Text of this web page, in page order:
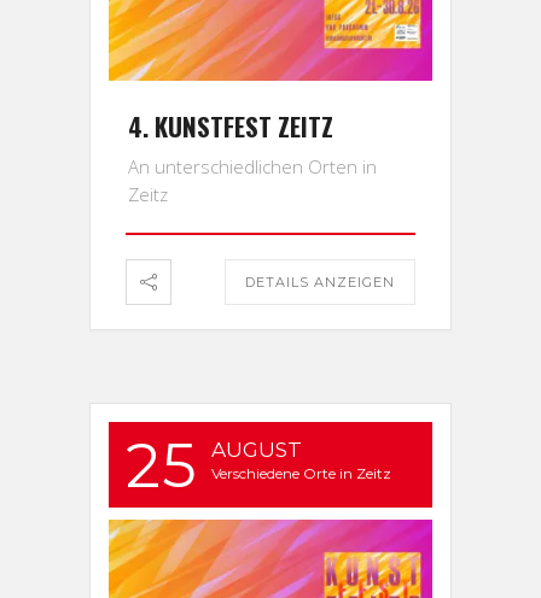
4. KUNSTFEST ZEITZ
An unterschiedlichen Orten in
Zeitz
DETAILS ANZEIGEN
25 AUGUST
Verschiedene Orte in Zeitz